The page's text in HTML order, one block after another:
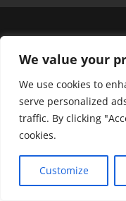
We value your
We use cookies to
serve personalized
traffic. By clicking
cookies.
Customize